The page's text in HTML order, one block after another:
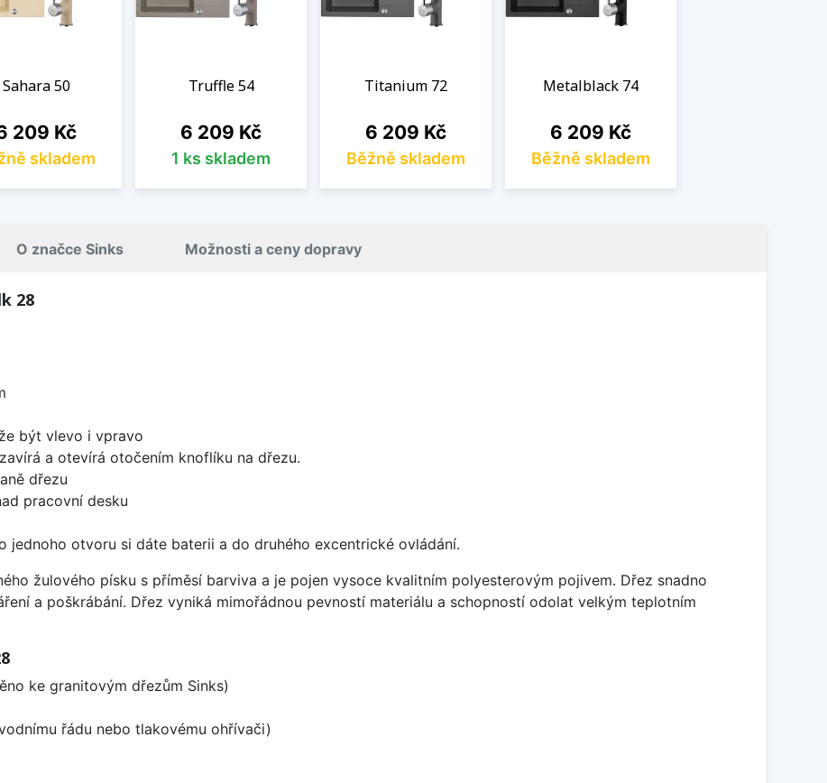
Sahara 50
209 Kč
skladem
Truffle 54
Cena
6 209 Kč
1 ks skladem
Titanium 72
Cena
6 209 Kč
Běžně skladem
Metalblack 74
Cena
6 209 Kč
Běžně skladem
O značce Sinks Možnosti a ceny dopravy
28
být vlevo i vpravo
a otevírá otočením knoflíku na dřezu.
dřezu
pracovní desku
jednoho otvoru si dáte baterii a do druhého excentrické ovládání.
žulového písku s příměsí barviva a je pojen vysoce kvalitním polyesterovým pojivem. Dřez snadno
a poškrábání. Dřez vyniká mimořádnou pevností materiálu a schopností odolat velkým teplotním
ke granitovým dřezům Sinks)
řádu nebo tlakovému ohřívači)